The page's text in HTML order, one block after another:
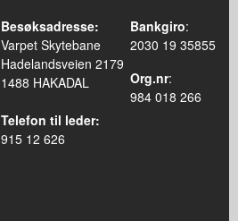
Besøksadresse:
Varpet Skytebane
Hadelandsveien 2179
1488 HAKADAL
Telefon til leder:
915 12 626
Bankgiro:
2030 19 35855
Org.nr:
984 018 266